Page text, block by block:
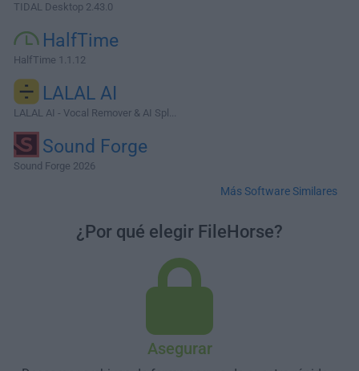
TIDAL Desktop 2.43.0
HalfTime
HalfTime 1.1.12
LALAL AI
LALAL AI - Vocal Remover & AI Spl...
Sound Forge
Sound Forge 2026
Más Software Similares
¿Por qué elegir FileHorse?
Asegurar